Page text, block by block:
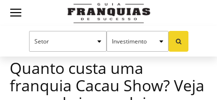
Guia
Mercado de franquias
Quanto custa uma
franquia Cacau Show? Veja